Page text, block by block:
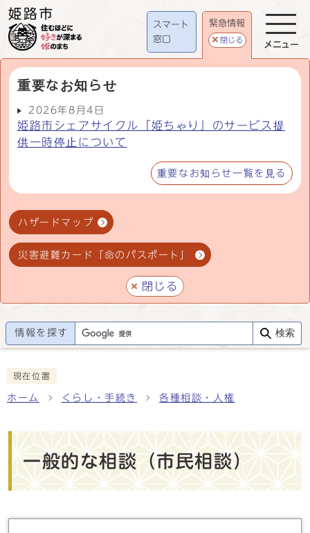
スマート
窓口
緊急情報
閉じる
重要なお知らせ
2026年8月4日
姫路市シェアサイクル「姫ちゃり」のサービス提
供一時停止について
重要なお知らせ一覧を見る
ハザードマップ
災害避難カード「命のパスポート」
閉じる
メニュー
情報を探す 検索
現在位置
ホーム くらし・手続き 各種相談・人権
一般的な相談（市民相談）
メインメニュー